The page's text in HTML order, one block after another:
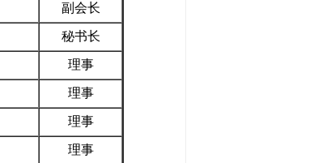
副会长
秘书长
理事
理事
理事
理事